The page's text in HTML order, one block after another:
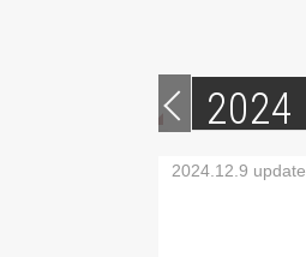
2024
2024.12.9 update